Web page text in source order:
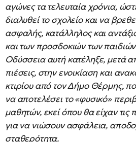
αγώνες τα τελευταία χρόνια,
διαλυθεί το σχολείο και να
ασφαλής, κατάλληλος και
και των προσδοκιών των
Οδύσσεια αυτή κατέληξε, μετά
πιέσεις, στην ενοικίαση και
κτιρίου από τον Δήμο Θέρμης,
να αποτελέσει το «φυσικό»
μαθητών, εκεί όπου θα είχαν τις
για να νιώσουν ασφάλεια,
σταθερότητα.